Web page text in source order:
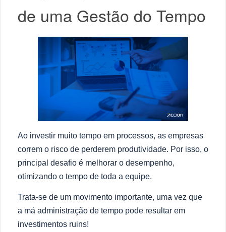
de uma Gestão do Tempo
Ao investir muito tempo em processos, as empresas
correm o risco de perderem produtividade. Por isso, o
principal desafio é melhorar o desempenho,
otimizando o tempo de toda a equipe.
Trata-se de um movimento importante, uma vez que
a má administração de tempo pode resultar em
investimentos ruins!